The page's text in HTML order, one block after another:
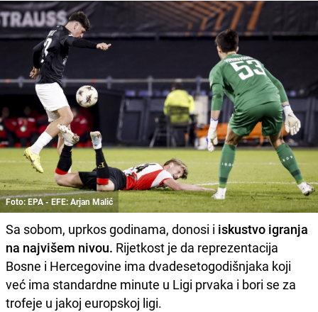
Foto: EPA - EFE: Arjan Malić
Sa sobom, uprkos godinama, donosi i iskustvo igranja
na najvišem nivou. Rijetkost je da reprezentacija
Bosne i Hercegovine ima dvadesetogodišnjaka koji
već ima standardne minute u Ligi prvaka i bori se za
trofeje u jakoj europskoj ligi.